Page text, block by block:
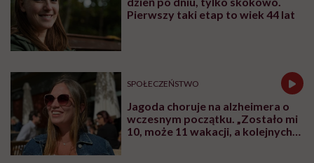
Pierwszy taki etap to wiek 44 lat
SPOŁECZEŃSTWO
Jagoda choruje na alzheimera o
wczesnym początku. „Zostało mi
10, może 11 wakacji, a kolejnych